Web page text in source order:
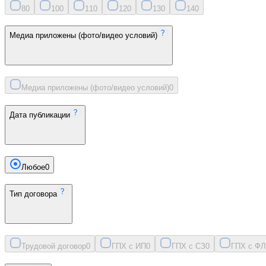
80 100 11 0 120 130 140
Медиа приложены (фото/видео условий)
Медиа приложены (фото/видео условий)0
Дата публикации
Любое0
Тип договора
Трудовой договор0 ГПХ с ИП0 ГПХ с СЗ0 ГПХ с ФЛ